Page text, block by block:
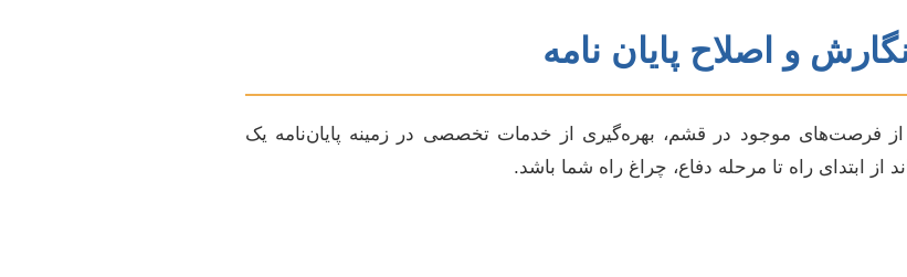
و اصلاح پایان نامه
از فرصت‌های موجود در قشم، بهره‌گیری از خدمات تخصصی در زمینه پایان‌نامه یک
ابتدای راه تا مرحله دفاع، چراغ راه شما باشد.